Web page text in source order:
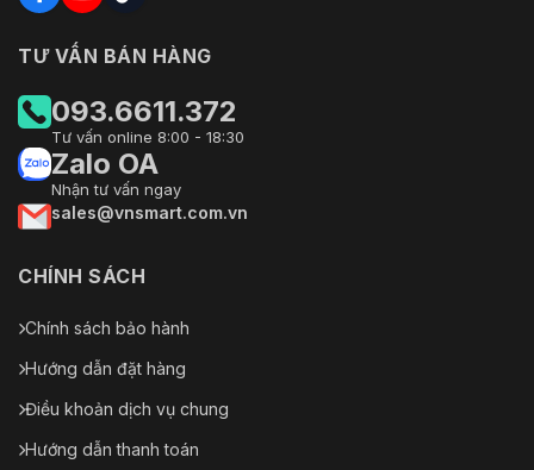
TƯ VẤN BÁN HÀNG
093.6611.372
Tư vấn online 8:00 - 18:30
Zalo OA
Nhận tư vấn ngay
sales@vnsmart.com.vn
CHÍNH SÁCH
Chính sách bảo hành
Hướng dẫn đặt hàng
Điều khoản dịch vụ chung
Hướng dẫn thanh toán